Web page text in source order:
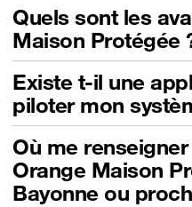
Quels sont les
Maison Protégée
Existe t-il une
piloter mon
Où me
Orange Maison
Bayonne ou